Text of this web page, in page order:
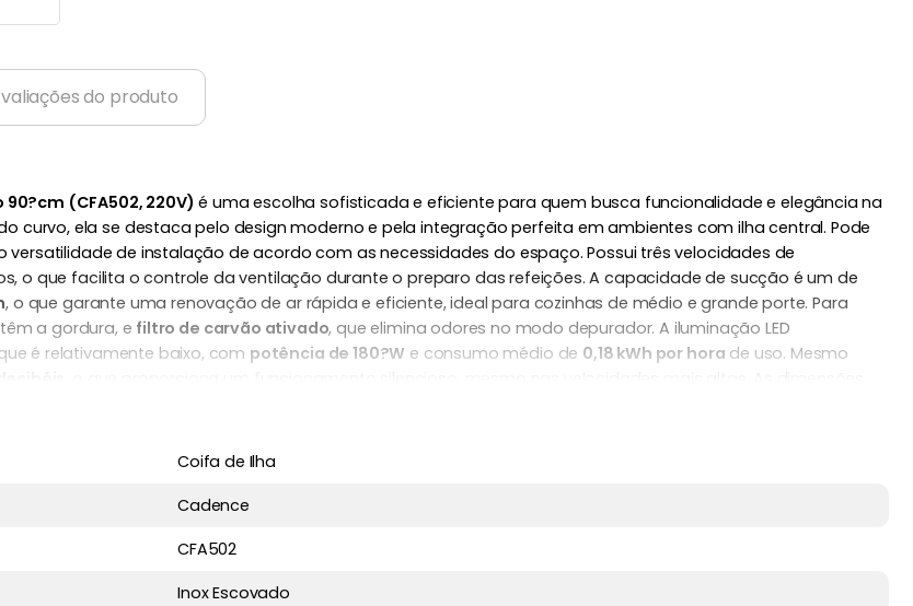
do produto
(CFA502, 220V) é uma escolha sofisticada e eficiente para quem busca funcionalidade e elegância na
curvo, ela se destaca pelo design moderno e pela integração perfeita em ambientes com ilha central. Pode
de instalação de acordo com as necessidades do espaço. Possui três velocidades de
o que facilita o controle da ventilação durante o preparo das refeições. A capacidade de sucção é um de
, o que garante uma renovação de ar rápida e eficiente, ideal para cozinhas de médio e grande porte. Para
a gordura, e filtro de carvão ativado, que elimina odores no modo depurador. A iluminação LED
é relativamente baixo, com potência de 180?W e consumo médio de 0,18 kWh por hora de uso. Mesmo
ideal para quem deseja manter o ambiente limpo e livre de odores com estilo, eficiência e praticidade
Coifa de Ilha
Cadence
CFA502
Inox Escovado